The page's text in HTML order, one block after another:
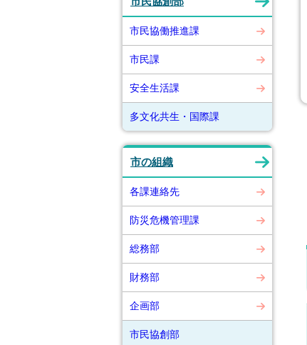
市民協働推進課
市民課
安全生活課
多文化共生・国際課
市の組織
各課連絡先
防災危機管理課
総務部
財務部
企画部
市民協創部